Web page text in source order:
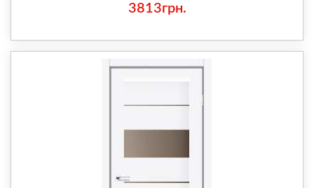
3813грн.